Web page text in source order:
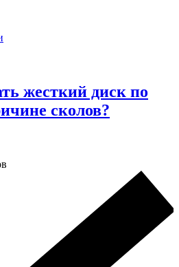
жесткий диск по
сколов?